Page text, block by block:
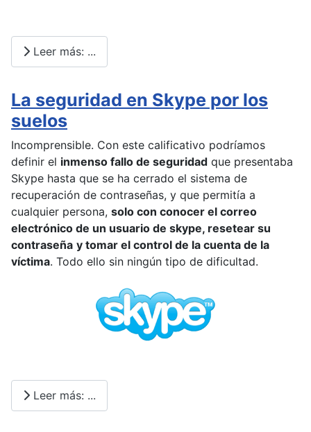
Leer más: ...
La seguridad en Skype por los
suelos
Incomprensible. Con este calificativo podríamos
definir el inmenso fallo de seguridad que presentaba
Skype hasta que se ha cerrado el sistema de
recuperación de contraseñas, y que permitía a
cualquier persona, solo con conocer el correo
electrónico de un usuario de skype, resetear su
contraseña y tomar el control de la cuenta de la
víctima. Todo ello sin ningún tipo de dificultad.
Leer más: ...